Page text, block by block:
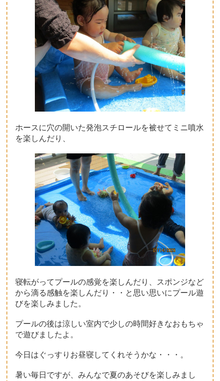
ホースに穴の開いた発泡スチロールを被せてミニ噴水
を楽しんだり、
寝転がってプールの感覚を楽しんだり、スポンジなど
から滴る感触を楽しんだり・・と思い思いにプール遊
びを楽しみました。
プールの後は涼しい室内で少しの時間好きなおもちゃ
で遊びましたよ。
今日はぐっすりお昼寝してくれそうかな・・・。
暑い毎日ですが、みんなで夏のあそびを楽しみまし